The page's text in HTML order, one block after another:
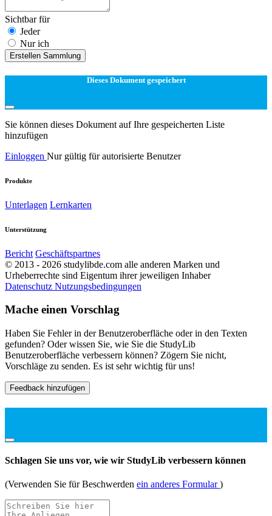
Sichtbar für
Jeder
Nur ich
Erstellen Sammlung
Dieses Dokument gespeichert
Sie können dieses Dokument auf Ihre gespeicherten Liste
hinzufügen
Einloggen Nur gültig für autorisierte Benutzer
Produkte
Unterlagen Lernkarten
Unterstützung
Bericht Geschäftspartnes
© 2013 - 2026 studylibde.com alle anderen Marken und
Urheberrechte sind Eigentum ihrer jeweiligen Inhaber
Datenschutz Nutzungsbedingungen
Mache einen Vorschlag
Haben Sie Fehler in der Benutzeroberfläche oder in den Texten
gefunden? Oder wissen Sie, wie Sie die StudyLib
Benutzeroberfläche verbessern können? Zögern Sie nicht,
Vorschläge zu senden. Es ist sehr wichtig für uns!
Feedback hinzufügen
Schlagen Sie uns vor, wie wir StudyLib verbessern können
(Verwenden Sie für Beschwerden ein anderes Formular)